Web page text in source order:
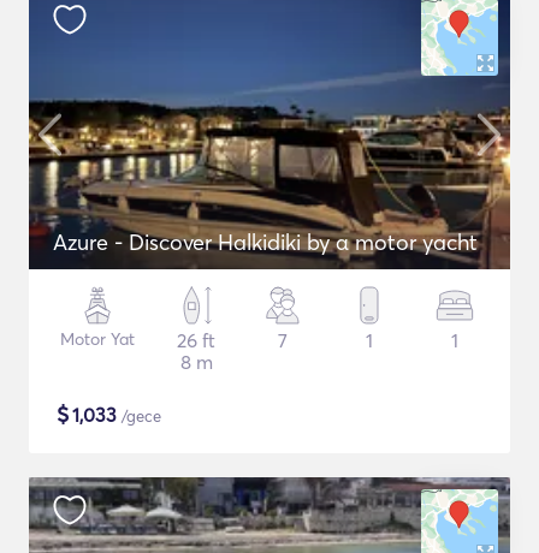
Azure - Discover Halkidiki by α motor yacht
Motor Yat
26 ft
8 m
7 1 1
$1,033 /gece